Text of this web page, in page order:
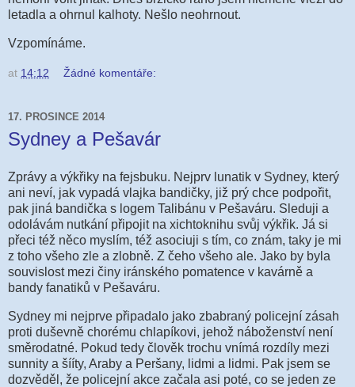
letadla a ohrnul kalhoty. Nešlo neohrnout.
Vzpomínáme.
at 14:12 Žádné komentáře:
17. PROSINCE 2014
Sydney a Pešavár
Zprávy a výkřiky na fejsbuku. Nejprv lunatik v Sydney, který
ani neví, jak vypadá vlajka bandičky, již prý chce podpořit,
pak jiná bandička s logem Talibánu v Pešaváru. Sleduji a
odolávám nutkání připojit na xichtoknihu svůj výkřik. Já si
přeci též něco myslím, též asociuji s tím, co znám, taky je mi
z toho všeho zle a zlobně. Z čeho všeho ale. Jako by byla
souvislost mezi činy iránského pomatence v kavárně a
bandy fanatiků v Pešaváru.
Sydney mi nejprve připadalo jako zbabraný policejní zásah
proti duševně chorému chlapíkovi, jehož náboženství není
směrodatné. Pokud tedy člověk trochu vnímá rozdíly mezi
sunnity a šííty, Araby a Peršany, lidmi a lidmi. Pak jsem se
dozvěděl, že policejní akce začala asi poté, co se jeden ze